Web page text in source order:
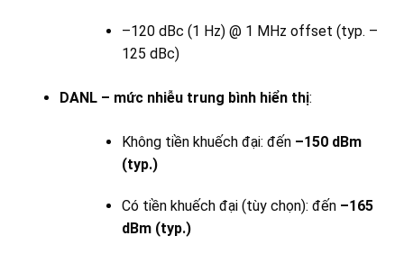
–120 dBc (1 Hz) @ 1 MHz offset (typ. –
125 dBc)
DANL – mức nhiễu trung bình hiển thị:
Không tiền khuếch đại: đến –150 dBm
(typ.)
Có tiền khuếch đại (tùy chọn): đến –165
dBm (typ.)